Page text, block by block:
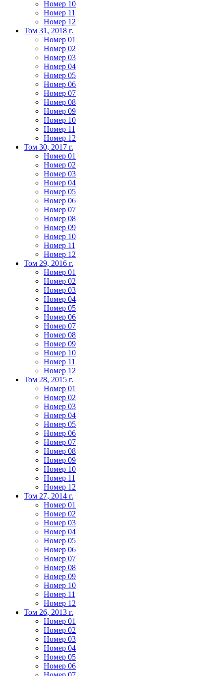
Номер 10
Номер 11
Номер 12
Том 31, 2018 г.
Номер 01
Номер 02
Номер 03
Номер 04
Номер 05
Номер 06
Номер 07
Номер 08
Номер 09
Номер 10
Номер 11
Номер 12
Том 30, 2017 г.
Номер 01
Номер 02
Номер 03
Номер 04
Номер 05
Номер 06
Номер 07
Номер 08
Номер 09
Номер 10
Номер 11
Номер 12
Том 29, 2016 г.
Номер 01
Номер 02
Номер 03
Номер 04
Номер 05
Номер 06
Номер 07
Номер 08
Номер 09
Номер 10
Номер 11
Номер 12
Том 28, 2015 г.
Номер 01
Номер 02
Номер 03
Номер 04
Номер 05
Номер 06
Номер 07
Номер 08
Номер 09
Номер 10
Номер 11
Номер 12
Том 27, 2014 г.
Номер 01
Номер 02
Номер 03
Номер 04
Номер 05
Номер 06
Номер 07
Номер 08
Номер 09
Номер 10
Номер 11
Номер 12
Том 26, 2013 г.
Номер 01
Номер 02
Номер 03
Номер 04
Номер 05
Номер 06